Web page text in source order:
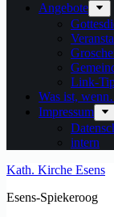
Angebote
Link-
Was ist,
Impressum
intern
Kath. Kirche Esens
Esens-Spiekeroog